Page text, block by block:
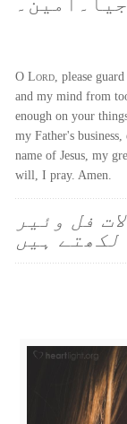
OLord, please
and my mind from
enough on your
my Father's
name of Jesus, my
will, I pray. Amen.
فل وئیر
لکھتے ہیں